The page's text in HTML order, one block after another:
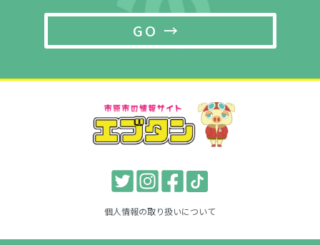
GO →
個人情報の取り扱いについて